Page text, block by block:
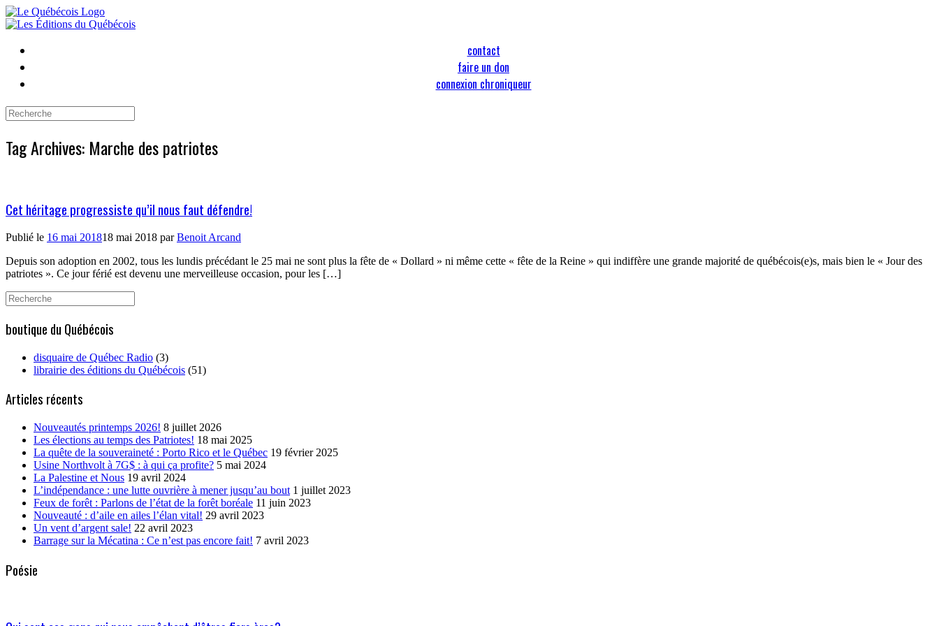
Skip
to
contact
faire un don
connexion chroniqueur
Search
Tag Archives: Marche des patriotes
Cet héritage progressiste qu’il nous faut défendre!
Publié le 16 mai 201818 mai 2018 parBenoit Arcand
Depuis son adoption en 2002, tous les lundis précédant le 25 mai ne sont plus la fête de « Dollard » ni même cette « fête de la Reine » qui indiffère une grande majorité de québécois(e)s, mais bien le « Jour des
patriotes ». Ce jour férié est devenu une merveilleuse occasion, pour les […]
Search
for:
boutique du Québécois
disquaire de Québec Radio (3)
librairie des éditions du Québécois (51)
Articles récents
Nouveautés printemps 2026! 8 juillet 2026
Les élections au temps des Patriotes! 18 mai 2025
La quête de la souveraineté : Porto Rico et le Québec 19 février 2025
Usine Northvolt à 7G$ : à qui ça profite? 5 mai 2024
La Palestine et Nous 19 avril 2024
L’indépendance : une lutte ouvrière à mener jusqu’au bout 1 juillet 2023
Feux de forêt : Parlons de l’état de la forêt boréale 11 juin 2023
Nouveauté : d’aile en ailes l’élan vital! 29 avril 2023
Un vent d’argent sale! 22 avril 2023
Barrage sur la Mécatina : Ce n’est pas encore fait! 7 avril 2023
Poésie